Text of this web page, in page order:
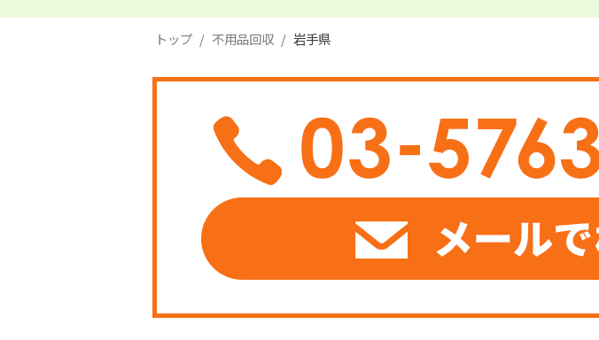
トップ 不用品回収 岩手県